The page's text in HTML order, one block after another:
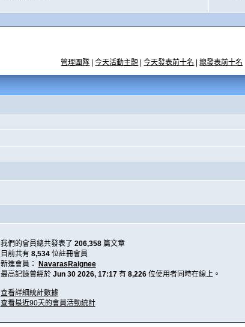
管理團隊 |今天活動主題 |今天發表前十名 |總發表前十名
我們的會員總共發表了 206,358篇文章
目前共有 8,534位註冊會員
新進會員： NavarasRaignee
最高記錄曾經於 Jun 30 2026, 17:17 有 8,226位使用者同時在線上。
查看詳細統計數據
查看最近90天的會員活動統計